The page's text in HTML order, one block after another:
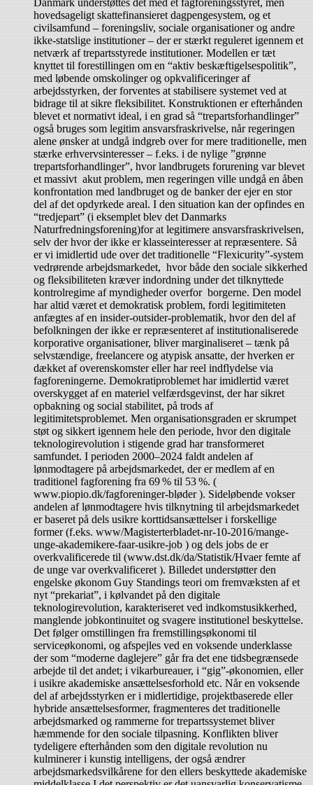
Danmark understøttes det med et fagforeningsstyret, men
hovedsageligt skattefinansieret dagpengesystem, og et
civilsamfund – foreningsliv, sociale organisationer og andre
ikke-statslige institutioner – der er stærkt reguleret igennem et
netværk af trepartsstyrede institutioner. Modellen er tæt
knyttet til forestillingen om en “aktiv beskæftigelsespolitik”,
med løbende omskolinger og opkvalificeringer af
arbejdsstyrken, der forventes at stabilisere systemet ved at
bidrage til at sikre fleksibilitet. Konstruktionen er efterhånden
blevet et normativt ideal, i en grad så “trepartsforhandlinger”
også bruges som legitim ansvarsfraskrivelse, når regeringen
alene ønsker at undgå indgreb over for mere traditionelle, men
stærke erhvervsinteresser – f.eks. i de nylige ”grønne
trepartsforhandlinger”, hvor landbrugets forurening var blevet
et massivt akut problem, men regeringen ville undgå en åben
konfrontation med landbruget og de banker der ejer en stor
del af det opdyrkede areal. I den situation kan der opfindes en
“tredjepart” (i eksemplet blev det Danmarks
Naturfredningsforening)for at legitimere ansvarsfraskrivelsen,
selv der hvor der ikke er klasseinteresser at repræsentere. Så
er vi imidlertid ude over det traditionelle “Flexicurity”-system
vedrørende arbejdsmarkedet, hvor både den sociale sikkerhed
og fleksibiliteten kræver indordning under det tilknyttede
kontrolregime af myndigheder overfor borgerne. Den model
har altid været et demokratisk problem, fordi legitimiteten
anfægtes af en insider-outsider-problematik, hvor den del af
befolkningen der ikke er repræsenteret af institutionaliserede
korporative organisationer, bliver marginaliseret – tænk på
selvstændige, freelancere og atypisk ansatte, der hverken er
dækket af overenskomster eller har reel indflydelse via
fagforeningerne. Demokratiproblemet har imidlertid været
overskygget af en materiel velfærdsgevinst, der har sikret
opbakning og social stabilitet, på trods af
legitimitetsproblemet. Men organisationsgraden er skrumpet
støt og sikkert igennem hele den periode, hvor den digitale
teknologirevolution i stigende grad har transformeret
samfundet. I perioden 2000–2024 faldt andelen af
lønmodtagere på arbejdsmarkedet, der er medlem af en
traditionel fagforening fra 69 % til 53 %. (
www.piopio.dk/fagforeninger-bløder ). Sideløbende vokser
andelen af lønmodtagere hvis tilknytning til arbejdsmarkedet
er baseret på dels usikre korttidsansættelser i forskellige
former (f.eks. www/Magisterterbladet-nr-10-2016/mange-
unge-akademikere-faar-usikre-job ) og dels jobs de er
overkvalificerede til (www.dst.dk/da/Statistik/Hvaer femte af
de unge var overkvalificeret ). Billedet understøtter den
engelske økonom Guy Standings teori om fremvæksten af et
nyt “prekariat”, i kølvandet på den digitale
teknologirevolution, karakteriseret ved indkomstusikkerhed,
manglende jobkontinuitet og svagere institutionel beskyttelse.
Det følger omstillingen fra fremstillingsøkonomi til
serviceøkonomi, og afspejles ved en voksende underklasse
der som “moderne daglejere” går fra det ene tidsbegrænsede
arbejde til det andet; i vikarbureauer, i “gig”-økonomien, eller
i usikre akademiske ansættelsesforhold etc. Når en voksende
del af arbejdsstyrken er i midlertidige, projektbaserede eller
hybride ansættelsesformer, fragmenteres det traditionelle
arbejdsmarked og rammerne for trepartssystemet bliver
hæmmende for den sociale tilpasning. Konflikten bliver
tydeligere efterhånden som den digitale revolution nu
kulminerer i kunstig intelligens, der også ændrer
arbejdsmarkedsvilkårene for den ellers beskyttede akademiske